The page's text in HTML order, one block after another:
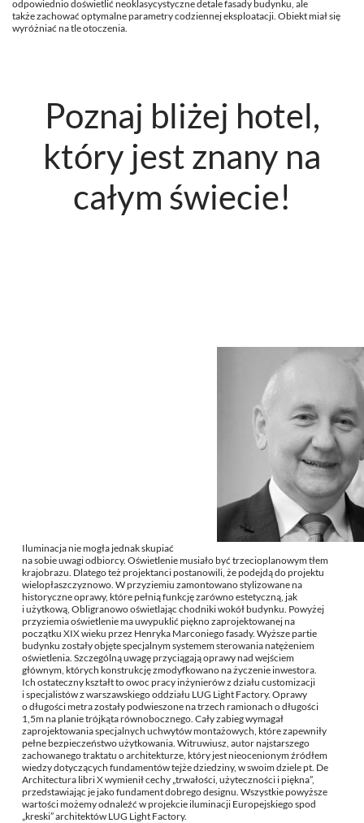
odpowiednio doświetlić neoklasycystyczne detale fasady budynku, ale
także zachować optymalne parametry codziennej eksploatacji. Obiekt miał się
wyróżniać na tle otoczenia.
Poznaj bliżej hotel,
który jest znany na
całym świecie!
Iluminacja nie mogła jednak skupiać
na sobie uwagi odbiorcy. Oświetlenie musiało być trzecioplanowym tłem
krajobrazu. Dlatego też projektanci postanowili, że podejdą do projektu
wielopłaszczyznowo. W przyziemiu zamontowano stylizowane na
historyczne oprawy, które pełnią funkcję zarówno estetyczną, jak
i użytkową, Obligranowo oświetlając chodniki wokół budynku. Powyżej
przyziemia oświetlenie ma uwypuklić piękno zaprojektowanej na
początku XIX wieku przez Henryka Marconiego fasady. Wyższe partie
budynku zostały objęte specjalnym systemem sterowania natężeniem
oświetlenia. Szczególną uwagę przyciągają oprawy nad wejściem
głównym, których konstrukcję zmodyfkowano na życzenie inwestora.
Ich ostateczny kształt to owoc pracy inżynierów z działu customizacji
i specjalistów z warszawskiego oddziału LUG Light Factory. Oprawy
o długości metra zostały podwieszone na trzech ramionach o długości
1,5m na planie trójkąta równobocznego. Cały zabieg wymagał
zaprojektowania specjalnych uchwytów montażowych, które zapewniły
pełne bezpieczeństwo użytkowania. Witruwiusz, autor najstarszego
zachowanego traktatu o architekturze, który jest nieocenionym źródłem
wiedzy dotyczących fundamentów tejże dziedziny, w swoim dziele pt. De
Architectura libri X wymienił cechy „trwałości, użyteczności i piękna”,
przedstawiając je jako fundament dobrego designu. Wszystkie powyższe
wartości możemy odnaleźć w projekcie iluminacji Europejskiego spod
„kreski” architektów LUG Light Factory.